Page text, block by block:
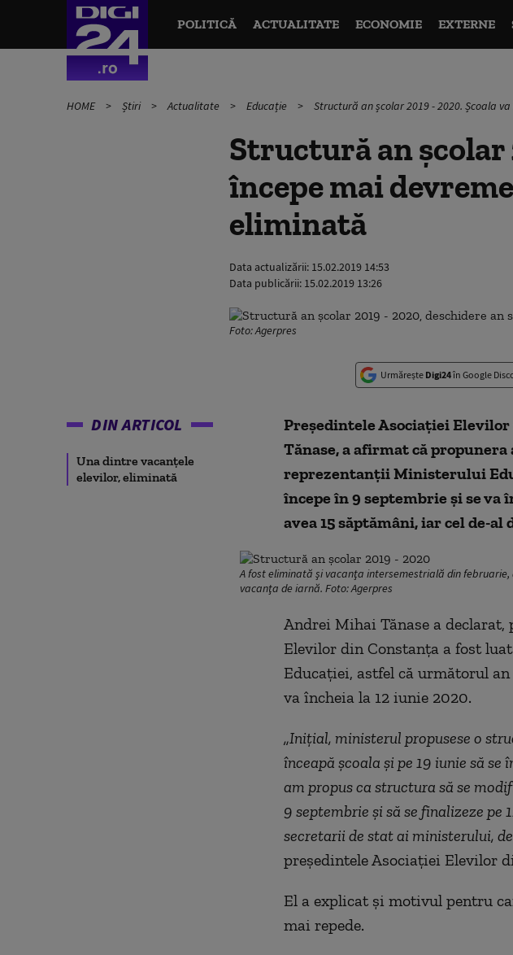
POLITICĂ ACTUALITATE ECONOMIE EXTERNE
HOME Știri Actualitate Educație Structură an școlar 2019 - 2020. Școala
Structură an școlar
începe mai
eliminată
Data actualizării: 15.02.2019 14:53
Data publicării: 15.02.2019 13:26
Foto: Agerpres
Urmărește Digi24în Google
DIN ARTICOL
Una dintre vacanțele
elevilor, eliminată
Preşedintele Asociaţiei
Tănase, a afirmat că propunera
reprezentanţii Ministerului
începe în 9 septembrie şi se va
avea 15 săptămâni, iar cel de-al
A fost eliminată şi vacanţa intersemestrială din
vacanţa de iarnă. Foto: Agerpres
Andrei Mihai Tănase a declarat,
Elevilor din Constanţa a fost
Educaţiei, astfel că următorul
va încheia la 12 iunie 2020.
„Iniţial, ministerul propusese o
înceapă şcoala şi pe 19 iunie să
am propus ca structura să se
9 septembrie şi să se finalizeze pe
secretarii de stat ai ministerului,
preşedintele Asociaţiei Elevilor
El a explicat şi motivul pentru
mai repede.